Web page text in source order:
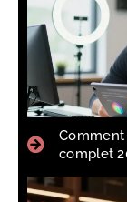
Comment
complet